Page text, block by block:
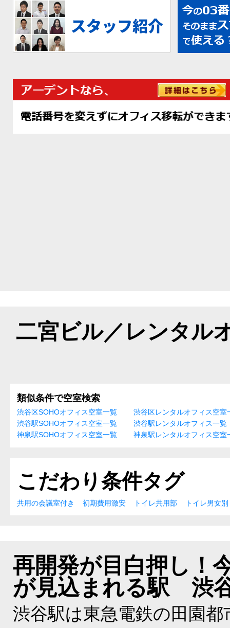
二宮ビル／レンタル
類似条件で空室検索
渋谷区SOHOオフィス空室一覧
渋谷区レンタルオフィス空室
渋谷駅SOHOオフィス空室一覧
渋谷駅レンタルオフィス一覧
神泉駅SOHOオフィス空室一覧
神泉駅レンタルオフィス空室
こだわり条件タグ
共用の会議室付き 初期費用激安 トイレ共用部 トイレ男女別
再開発が目白押し！
が見込まれる駅 渋
渋谷駅は東急電鉄の田園都